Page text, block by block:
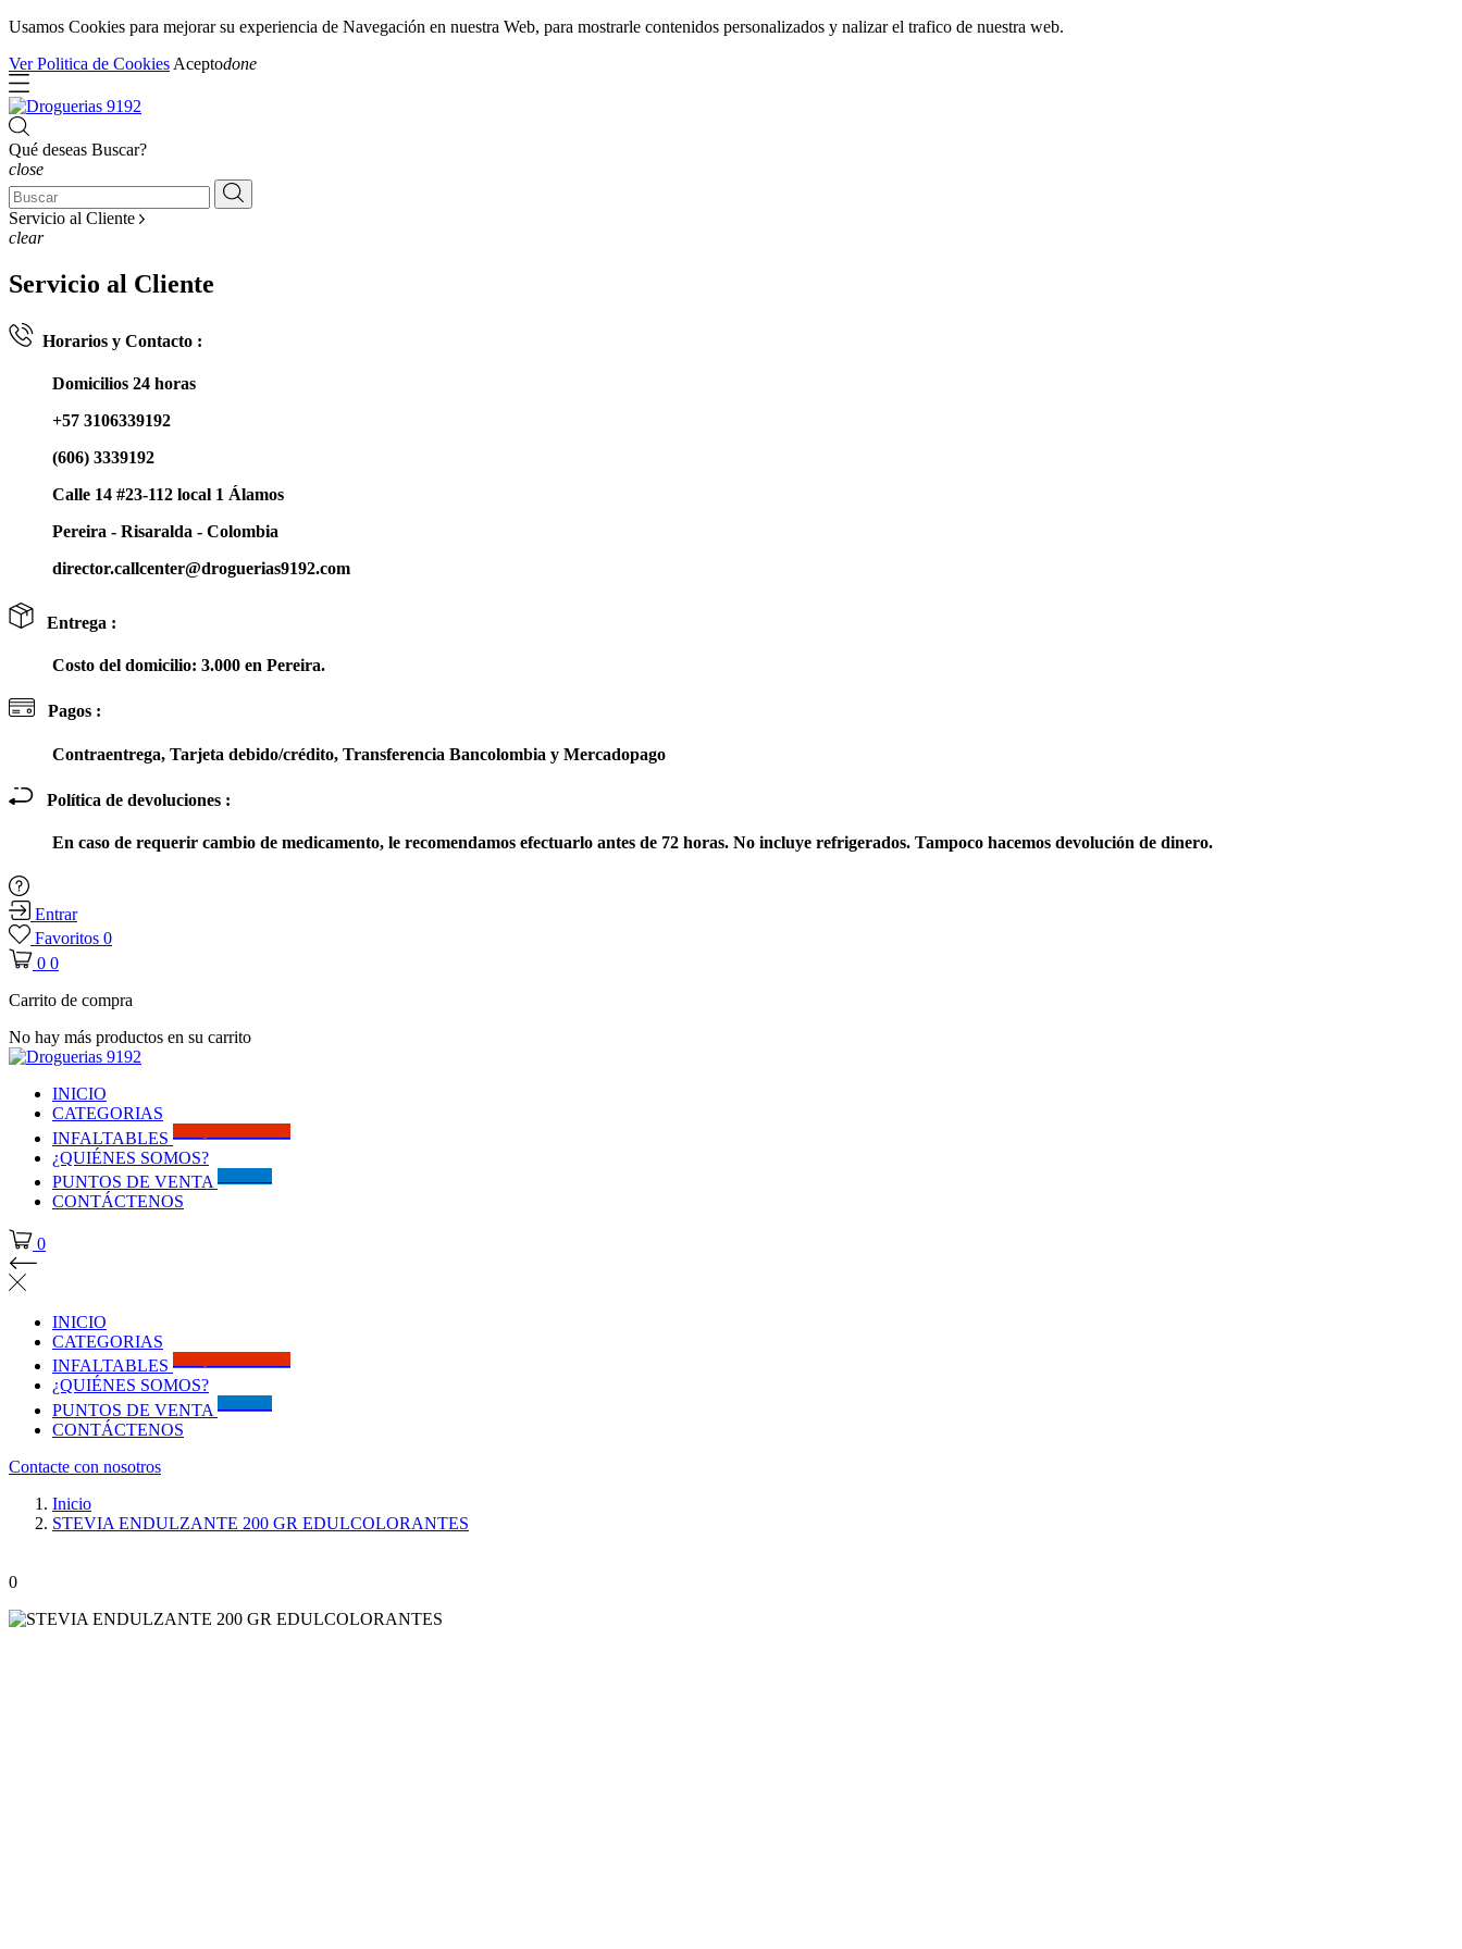
Usamos Cookies para mejorar su experiencia de Navegación en nuestra Web, para mostrarle contenidos personalizados y nalizar el trafico de nuestra web.
Ver Politica de Cookies Aceptodone
Qué deseas Buscar?
close
Servicio al Cliente
clear
Servicio al Cliente
Horarios y Contacto :
Domicilios 24 horas
+57 3106339192
(606) 3339192
Calle 14 #23-112 local 1 Álamos
Pereira - Risaralda - Colombia
director.callcenter@droguerias9192.com
Entrega :
Costo del domicilio: 3.000 en Pereira.
Pagos :
Contraentrega, Tarjeta debido/crédito, Transferencia Bancolombia y Mercadopago
Política de devoluciones :
En caso de requerir cambio de medicamento, le recomendamos efectuarlo antes de 72 horas. No incluye refrigerados. Tampoco hacemos devolución de dinero.
Entrar
Favoritos 0
0 0
Carrito de compra
No hay más productos en su carrito
INICIO
CATEGORIAS
INFALTABLES
¿QUIÉNES SOMOS?
PUNTOS DE VENTA
CONTÁCTENOS
0
INICIO
CATEGORIAS
INFALTABLES
¿QUIÉNES SOMOS?
PUNTOS DE VENTA
CONTÁCTENOS
Contacte con nosotros
Inicio
STEVIA ENDULZANTE 200 GR EDULCOLORANTES
0